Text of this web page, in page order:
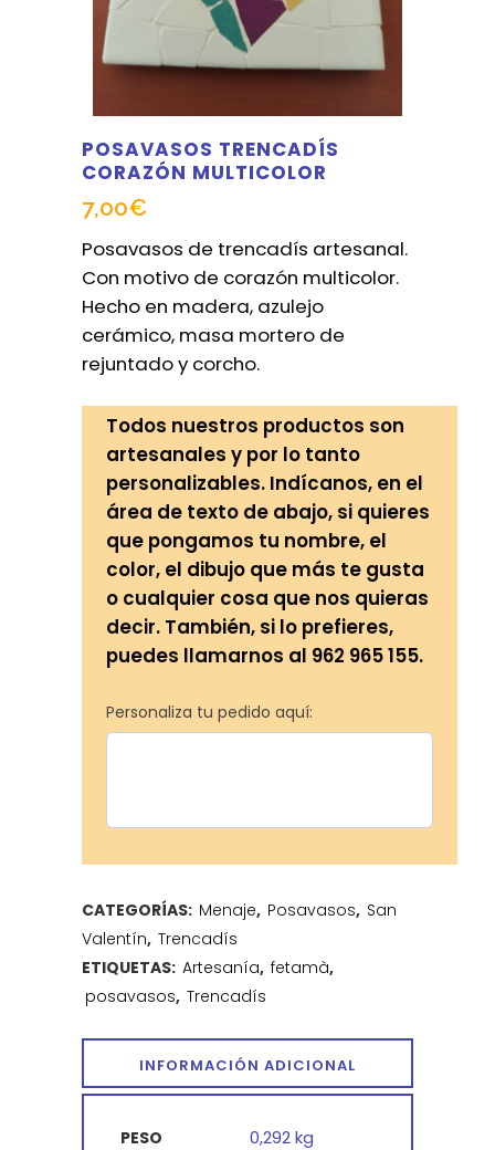
POSAVASOS TRENCADÍS
CORAZÓN MULTICOLOR
7,00€
Posavasos de trencadís artesanal.
Con motivo de corazón multicolor.
Hecho en madera, azulejo
cerámico, masa mortero de
rejuntado y corcho.
Todos nuestros productos son
artesanales y por lo tanto
personalizables. Indícanos, en el
área de texto de abajo, si quieres
que pongamos tu nombre, el
color, el dibujo que más te gusta
o cualquier cosa que nos quieras
decir. También, si lo prefieres,
puedes llamarnos al 962 965 155.
Personaliza tu pedido aquí:
CATEGORÍAS: Menaje, Posavasos, San
Valentín, Trencadís
ETIQUETAS: Artesanía, fetamà,
posavasos, Trencadís
INFORMACIÓN ADICIONAL
PESO 0,292 kg